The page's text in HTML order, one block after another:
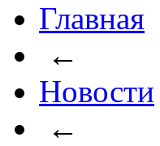
Главная
←
Новости
←